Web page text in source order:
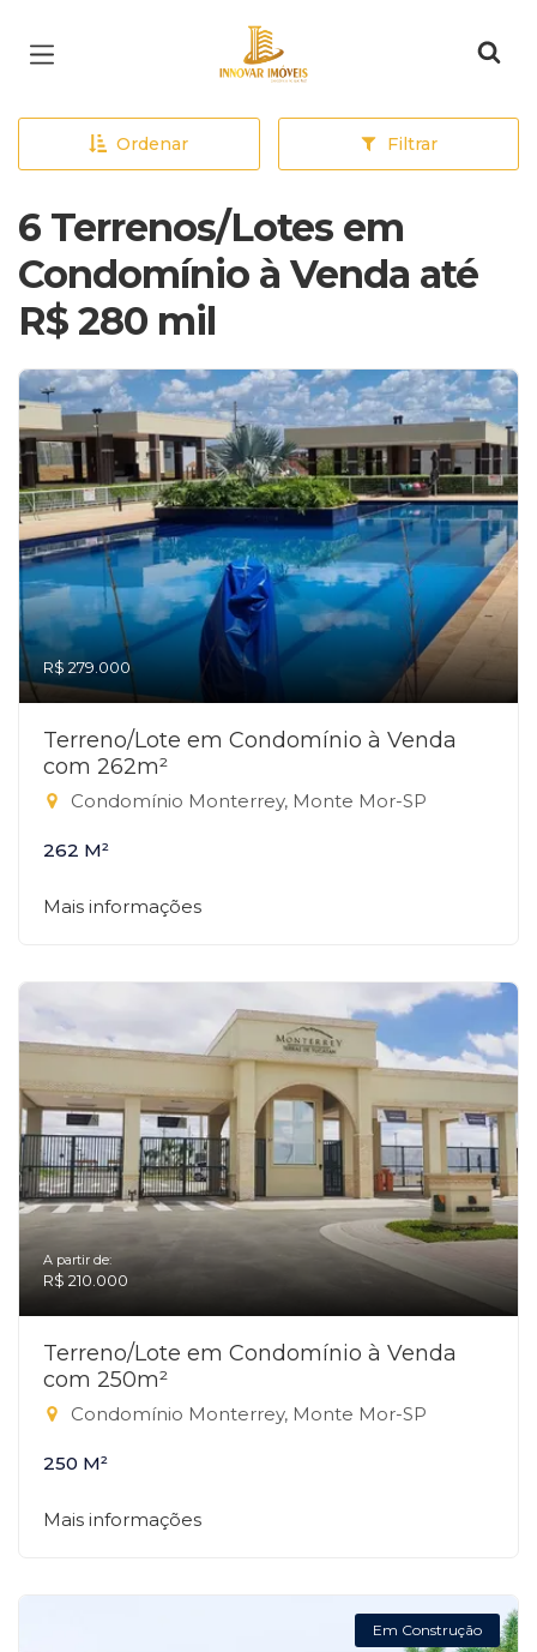
Página inicial
Ordenar Filtrar
6 Terrenos/Lotes em
Condomínio à Venda até
R$ 280 mil
R$ 279.000
Terreno/Lote em Condomínio à Venda
com 262m²
Condomínio Monterrey, Monte Mor-SP
262 M²
Mais informações
A partir de:
R$ 210.000
Terreno/Lote em Condomínio à Venda
com 250m²
Condomínio Monterrey, Monte Mor-SP
250 M²
Mais informações
Em Construção